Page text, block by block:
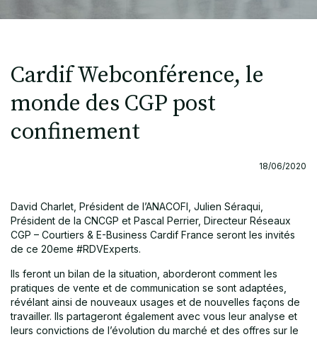
Cardif Webconférence, le
monde des CGP post
confinement
18/06/2020
David Charlet, Président de l’ANACOFI, Julien Séraqui,
Président de la CNCGP et Pascal Perrier, Directeur Réseaux
CGP – Courtiers & E-Business Cardif France seront les invités
de ce 20eme #RDVExperts.
Ils feront un bilan de la situation, aborderont comment les
pratiques de vente et de communication se sont adaptées,
révélant ainsi de nouveaux usages et de nouvelles façons de
travailler. Ils partageront également avec vous leur analyse et
leurs convictions de l’évolution du marché et des offres sur le